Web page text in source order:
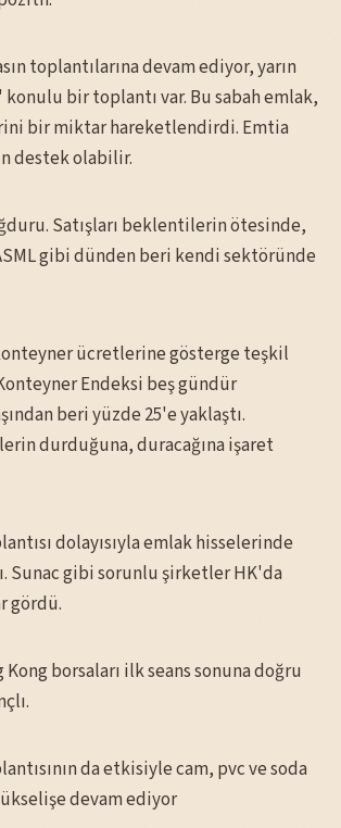
toplantılarına devam ediyor, yarın
bir toplantı var. Bu sabah emlak,
bir miktar hareketlendirdi. Emtia
destek olabilir.
Satışları beklentilerin ötesinde,
gibi dünden beri kendi sektöründe
ücretlerine gösterge teşkil
Endeksi beş gündür
beri yüzde 25'e yaklaştı.
durduğuna, duracağına işaret
dolayısıyla emlak hisselerinde
Sunac gibi sorunlu şirketler HK'da
gördü.
Kong borsaları ilk seans sonuna doğru
da etkisiyle cam, pvc ve soda
devam ediyor